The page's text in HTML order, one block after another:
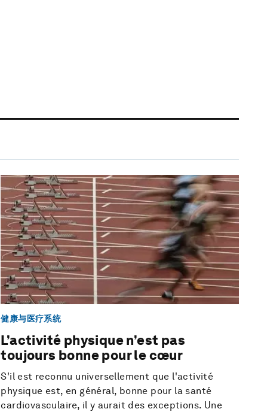
健康与医疗系统
L’activité physique n’est pas
toujours bonne pour le cœur
S'il est reconnu universellement que l'activité
physique est, en général, bonne pour la santé
cardiovasculaire, il y aurait des exceptions. Une